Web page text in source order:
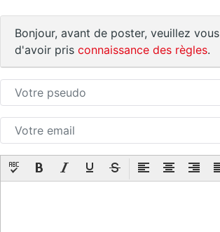
Bonjour, avant de poster, veuillez
d'avoir pris connaissance des règles.